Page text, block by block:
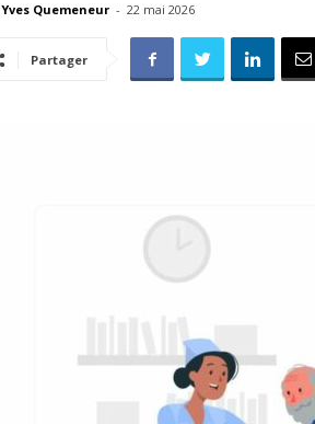
Yves Quemeneur - 22 mai 2026
Partager